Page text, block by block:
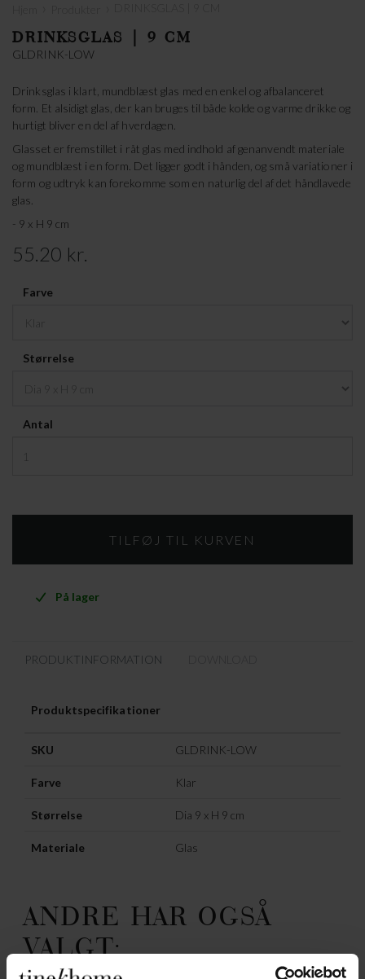
DRINKSGLAS | 9 CM
GLDRINK-LOW
Drinks­glas i klart, mundblæst glas med en enkel og afbalanceret
form. Et alsidigt glas, der kan bruges til både kolde og varme drikke og
hurtigt bliver en del af hverdagen.
Glasset er fremstillet i råt glas med indhold af genanvendt materiale
og mundblæst i en form. Det ligger godt i hånden, og små variationer i
form og udtryk kan forekomme som en naturlig del af det håndlavede
glas.
- 9 x H 9 cm
55.20 kr.
Farve
Størrelse
Antal
På lager
PRODUKTINFORMATION
Produktspecifikationer
SKU GLDRINK-LOW
Farve Klar
Størrelse Dia 9 x H 9 cm
Materiale Glas
ANDRE HAR OGSÅ
VALGT: